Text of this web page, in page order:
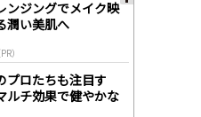
ンジングでメイク映
潤い美肌へ
）
プロたちも注目す
ルチ効果で健やかな